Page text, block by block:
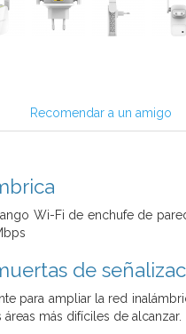
Recomendar a un amigo
Wi-Fi de enchufe de
de
para ampliar la red
más difíciles de alcanzar.